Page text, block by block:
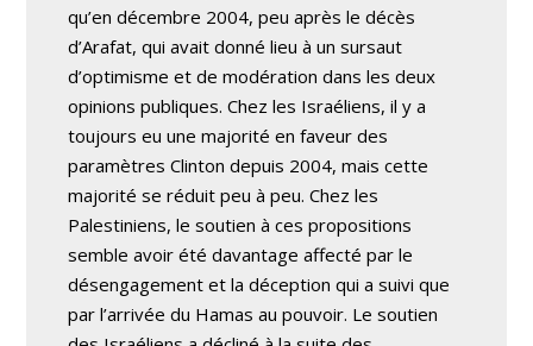
qu’en décembre 2004, peu après le décès
d’Arafat, qui avait donné lieu à un sursaut
d’optimisme et de modération dans les deux
opinions publiques. Chez les Israéliens, il y a
toujours eu une majorité en faveur des
paramètres Clinton depuis 2004, mais cette
majorité se réduit peu à peu. Chez les
Palestiniens, le soutien à ces propositions
semble avoir été davantage affecté par le
désengagement et la déception qui a suivi que
par l’arrivée du Hamas au pouvoir. Le soutien